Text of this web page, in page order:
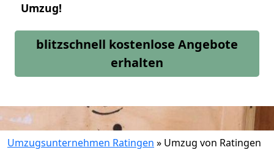
Umzug!
blitzschnell kostenlose Angebote
erhalten
Umzugsunternehmen Ratingen » Umzug von Ratingen